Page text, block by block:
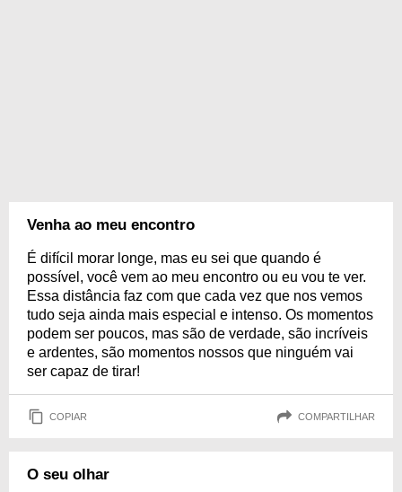
Venha ao meu encontro
É difícil morar longe, mas eu sei que quando é
possível, você vem ao meu encontro ou eu vou te ver.
Essa distância faz com que cada vez que nos vemos
tudo seja ainda mais especial e intenso. Os momentos
podem ser poucos, mas são de verdade, são incríveis
e ardentes, são momentos nossos que ninguém vai
ser capaz de tirar!
COPIAR COMPARTILHAR
O seu olhar